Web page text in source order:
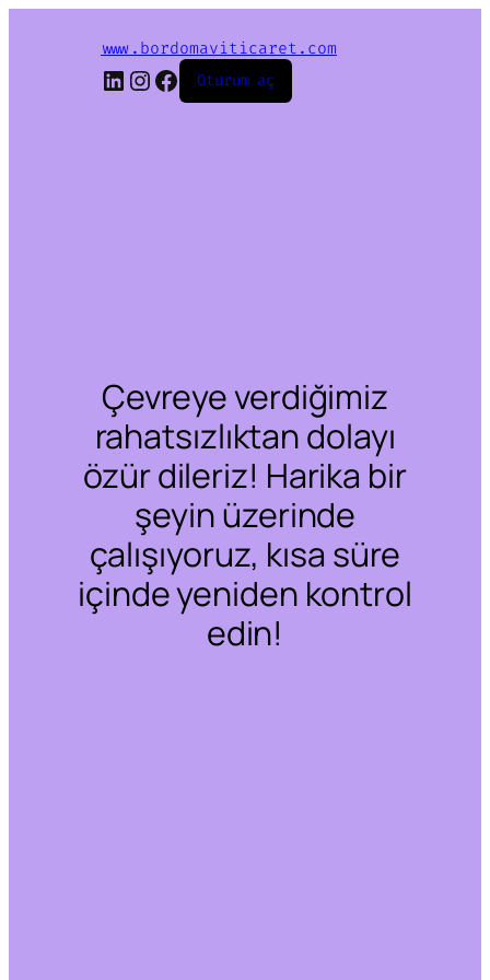
www.bordomaviticaret.com
LinkedIn
Instagram
Facebook
Oturum aç
Çevreye verdiğimiz
rahatsızlıktan dolayı
özür dileriz! Harika bir
şeyin üzerinde
çalışıyoruz, kısa süre
içinde yeniden kontrol
edin!